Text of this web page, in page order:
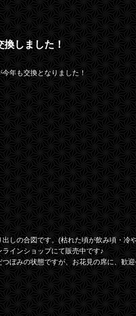
換しました！
年も交換となりました！
しの合図です。(枯れた頃が飲み頃・冷
インショップにて販売中です♪
ぼみの状態ですが、お花見の席に、歓